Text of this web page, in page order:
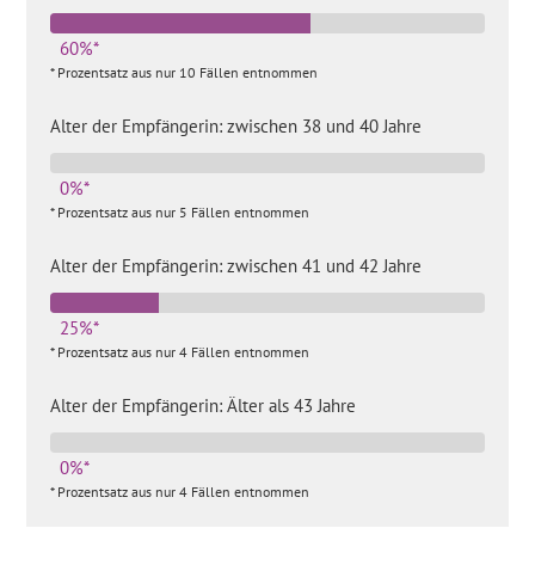
60%*
* Prozentsatz aus nur 10 Fällen entnommen
Alter der Empfängerin: zwischen 38 und 40 Jahre
0%*
* Prozentsatz aus nur 5 Fällen entnommen
Alter der Empfängerin: zwischen 41 und 42 Jahre
25%*
* Prozentsatz aus nur 4 Fällen entnommen
Alter der Empfängerin: Älter als 43 Jahre
0%*
* Prozentsatz aus nur 4 Fällen entnommen